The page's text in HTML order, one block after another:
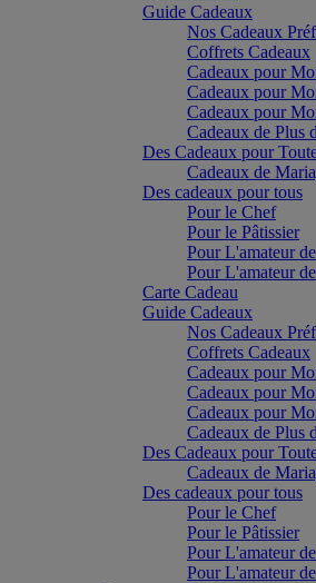
Guide Cadeaux
Nos Cadeaux
Coffrets Cadeaux
Cadeaux pour
Cadeaux pour
Cadeaux pour
Cadeaux de Plus
Des Cadeaux pour
Cadeaux de
Des cadeaux pour tous
Pour le Chef
Pour le Pâtissier
Pour L'amateur
Pour L'amateur
Carte Cadeau
Guide Cadeaux
Nos Cadeaux
Coffrets Cadeaux
Cadeaux pour
Cadeaux pour
Cadeaux pour
Cadeaux de Plus
Des Cadeaux pour
Cadeaux de
Des cadeaux pour tous
Pour le Chef
Pour le Pâtissier
Pour L'amateur
Pour L'amateur